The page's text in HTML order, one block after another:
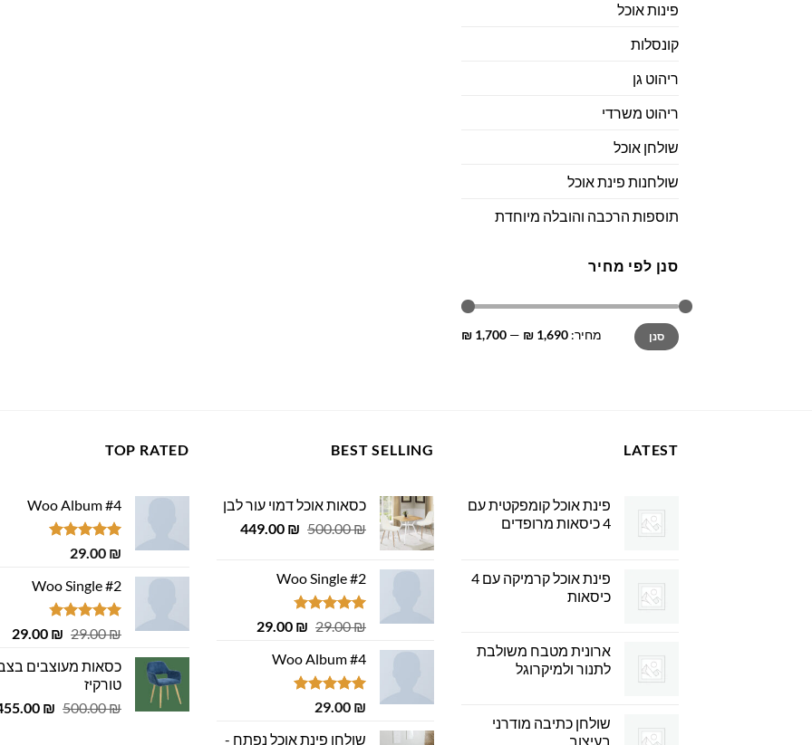
פינות אוכל
קונסלות
ריהוט גן
ריהוט משרדי
שולחן אוכל
שולחנות פינת אוכל
תוספות הרכבה והובלה מיוחדת
סנן לפי מחיר
מחיר
מינימלי
מחיר
מקסימלי
סנן מחיר: 1,690 ₪
—
1,700 ₪
LATEST
פינת אוכל קומפקטית עם
4 כיסאות מרופדים
פינת אוכל קרמיקה עם 4
כיסאות
ארונית מטבח משולבת
לתנור ולמיקרוגל
שולחן כתיבה מודרני
בעיצוב
BEST SELLING
כסאות אוכל דמוי עור לבן
500.00₪
המחיר
500.00 ₪.
449.00 ₪
המחיר
Woo Single #2
דורג4.75
29.00₪
המחיר
היה:
29.00 ₪.
29.00 ₪
המחיר
Woo Album #4
דורג5.00
29.00 ₪
שולחן פינת אוכל נפתח -
TOP RATED
Woo Album #4
דורג5.00
29.00 ₪
Woo Single #2
דורג4.75
29.00₪
המחיר
היה:
29.00 ₪
כסאות מעוצבים
טורקיז
500.00₪
המחיר
₪